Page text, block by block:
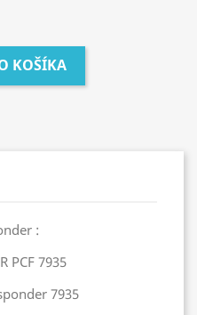
KOŠÍKA
:
PCF 7935
7935